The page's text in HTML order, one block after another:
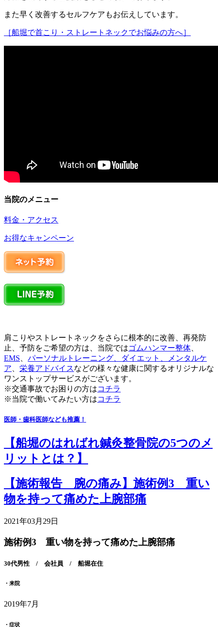
また早く改善するセルフケアもお伝えしています。
［船堀で首こり・ストレートネックでお悩みの方へ］
当院のメニュー
料金・アクセス
お得なキャンペーン
肩こりやストレートネックをさらに根本的に改善、再発防
止、予防をご希望の方は、当院ではゴムハンマー整体
EMS
パーソナルトレーニング、 ダイエット
メンタルケ
ア
栄養アドバイスなどの様々な健康に関するオリジナルな
ワンストップサービスがございます。
※交通事故でお困りの方はコチラ
※当院で働いてみたい方はコチラ
医師・歯科医師なども推薦！
【船堀のはればれ鍼灸整骨院の5つのメ
リットとは？】
【施術報告 腕の痛み】施術例3 重い
物を持って痛めた上腕部痛
2021年03月29日
施術例3 重い物を持って痛めた上腕部痛
30代男性 / 会社員 / 船堀在住
・来院
2019年7月
・症状